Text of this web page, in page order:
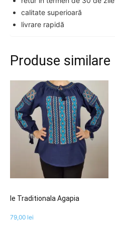
calitate superioară
livrare rapidă
Produse similare
Ie Traditionala Agapia
79,00 lei